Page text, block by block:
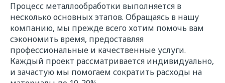
Процесс металлообработки выполняется в
несколько основных этапов. Обращаясь в нашу
компанию, мы прежде всего хотим помочь вам
сэкономить время, предоставляя
профессиональные и качественные услуги.
Каждый проект рассматривается индивидуально,
и зачастую мы помогаем сократить расходы на